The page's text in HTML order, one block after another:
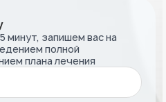
минут, запишем вас на
полной
плана лечения